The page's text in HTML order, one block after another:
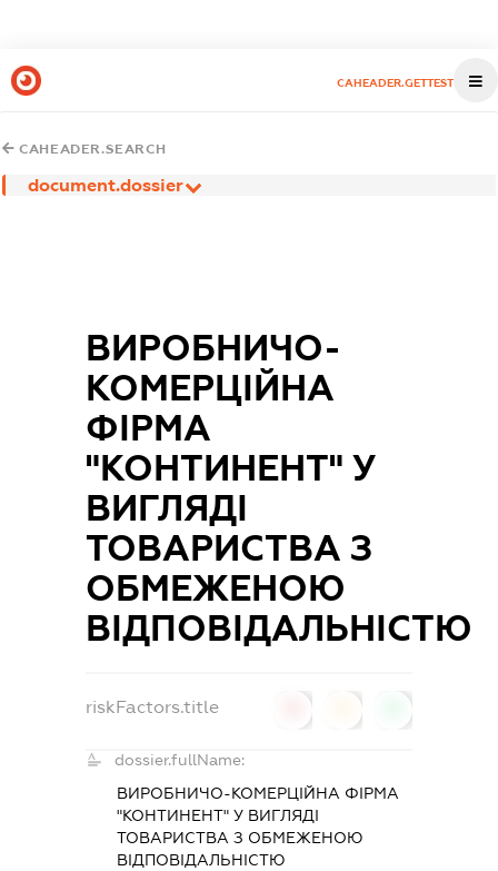
CAHEADER.GETTEST
CAHEADER.SEARCH
document.dossier
ВИРОБНИЧО-
КОМЕРЦІЙНА
ФІРМА
"КОНТИНЕНТ" У
ВИГЛЯДІ
ТОВАРИСТВА З
ОБМЕЖЕНОЮ
ВІДПОВІДАЛЬНІСТЮ
riskFactors.title
dossier.fullName:
ВИРОБНИЧО-КОМЕРЦІЙНА ФІРМА
"КОНТИНЕНТ" У ВИГЛЯДІ
ТОВАРИСТВА З ОБМЕЖЕНОЮ
ВІДПОВІДАЛЬНІСТЮ